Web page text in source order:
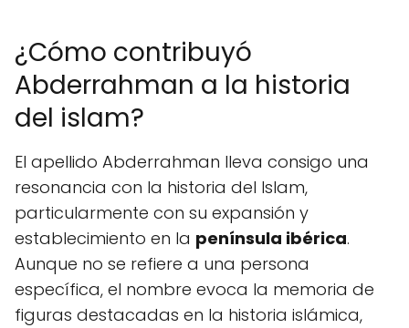
¿Cómo contribuyó
Abderrahman a la historia
del islam?
El apellido Abderrahman lleva consigo una
resonancia con la historia del Islam,
particularmente con su expansión y
establecimiento en la península ibérica.
Aunque no se refiere a una persona
específica, el nombre evoca la memoria de
figuras destacadas en la historia islámica,